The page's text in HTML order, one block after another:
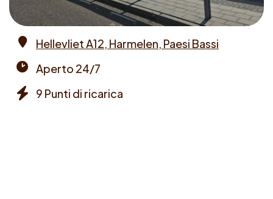
Hellevliet A12, Harmelen, Paesi Bassi
times
Aperto 24/7
9 Punti di ricarica